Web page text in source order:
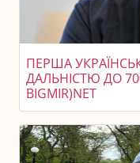
ПЕРША
ДАЛЬНІСТЮ ДО
BIGMIR)NET